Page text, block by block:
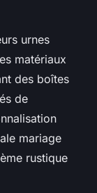
urnes
matériaux
des boîtes
de
mariage
rustique